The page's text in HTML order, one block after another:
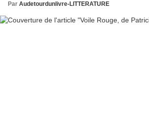
Par Audetourdunlivre-LITTERATURE